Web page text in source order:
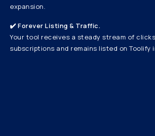
expansion.
✔️ Forever Listing & Traffic.
Your tool receives a steady stream of
subscriptions and remains listed on Toolify